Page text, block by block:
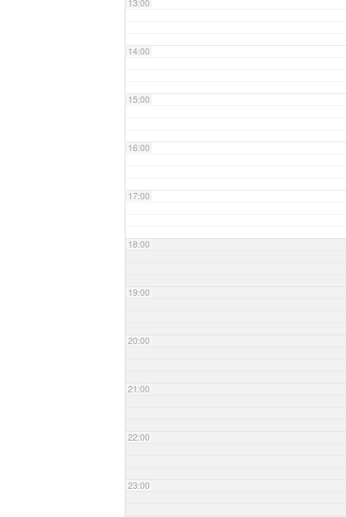
13:00
14:00
15:00
16:00
17:00
18:00
19:00
20:00
21:00
22:00
23:00